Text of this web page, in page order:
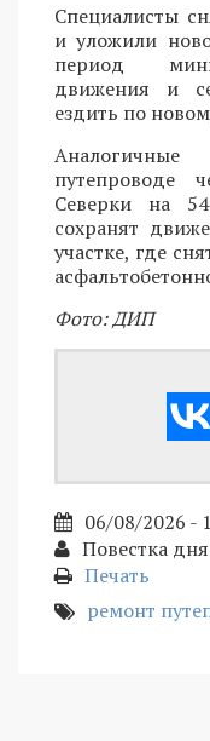
Специалисты
и уложили
период
движения и
ездить по
Северки на
сохранят
участке, где
Фото: ДИП
06/08/2026 -
Повестка дня
Печать
ремонт